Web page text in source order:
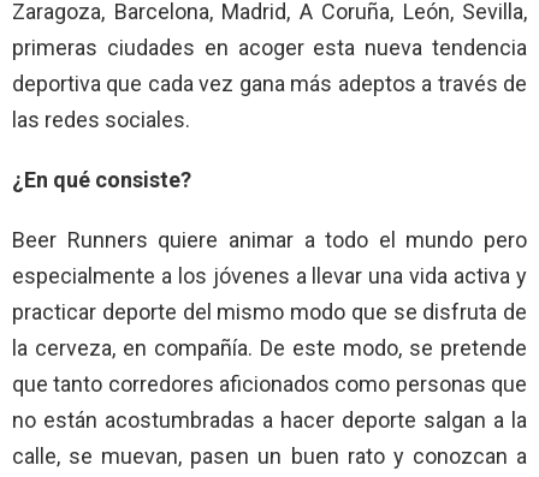
Zaragoza, Barcelona, Madrid, A Coruña, León, Sevilla,
primeras ciudades en acoger esta nueva tendencia
deportiva que cada vez gana más adeptos a través de
las redes sociales.
¿En qué consiste?
Beer Runners quiere animar a todo el mundo pero
especialmente a los jóvenes a llevar una vida activa y
practicar deporte del mismo modo que se disfruta de
la cerveza, en compañía. De este modo, se pretende
que tanto corredores aficionados como personas que
no están acostumbradas a hacer deporte salgan a la
calle, se muevan, pasen un buen rato y conozcan a